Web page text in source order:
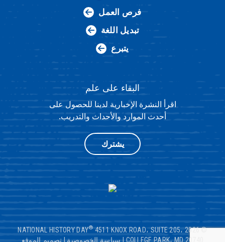
فرص العمل
تبديل اللغة
يتبرع
البقاء على علم
اقرأ النشرة الإخبارية لدينا للحصول على
أحدث الموارد والأحداث والتدريب.
يشترك
© 2026 NATIONAL HISTORY DAY
® 4511 KNOX ROAD، SUITE 205،
COLLEGE PARK، MD 20740|سياسة الخصوصية|تصميم الموقع